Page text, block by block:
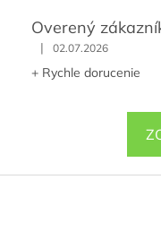
Overený
| 02.07.2026
+ Rychle dorucenie
Z